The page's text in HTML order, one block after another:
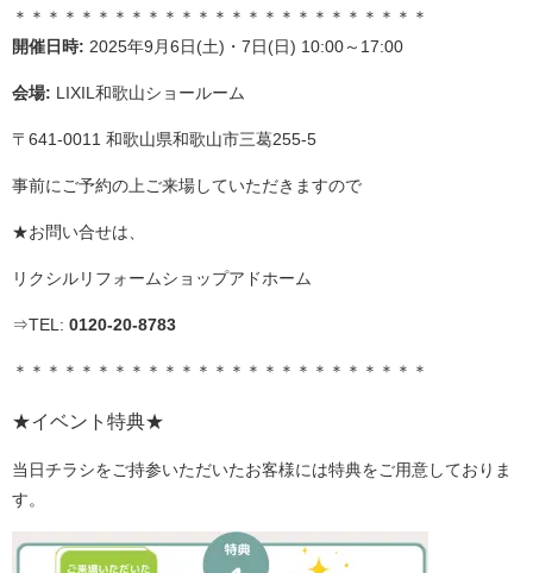
＊＊＊＊＊＊＊＊＊＊＊＊＊＊＊＊＊＊＊＊＊＊＊＊＊
開催日時: 2025年9月6日(土)・7日(日) 10:00～17:00
会場: LIXIL和歌山ショールーム
〒641-0011 和歌山県和歌山市三葛255-5
事前にご予約の上ご来場していただきますので
★お問い合せは、
リクシルリフォームショップアドホーム
⇒TEL: 0120-20-8783
＊＊＊＊＊＊＊＊＊＊＊＊＊＊＊＊＊＊＊＊＊＊＊＊＊
★イベント特典★
当日チラシをご持参いただいたお客様には特典をご用意しておりま
す。